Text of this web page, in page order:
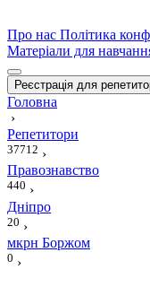
Про нас Політика
Матеріали для
Реєстрація для
Головна
›
Репетитори
37712 ›
Правознавство
440 ›
Дніпро
20 ›
мкрн Боржом
0 ›